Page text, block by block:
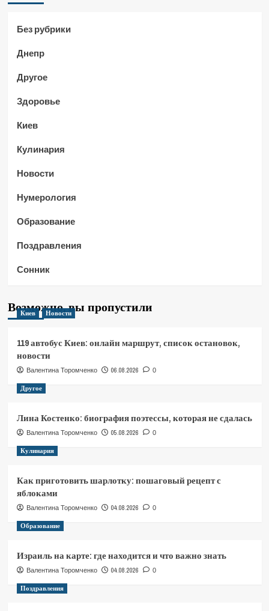
Без рубрики
Днепр
Другое
Здоровье
Киев
Кулинария
Новости
Нумерология
Образование
Поздравления
Сонник
Возможно, вы пропустили
Киев Новости
119 автобус Киев: онлайн маршрут, список остановок,
новости
Валентина Торомченко 06.08.2026 0
Другое
Лина Костенко: биография поэтессы, которая не сдалась
Валентина Торомченко 05.08.2026 0
Кулинария
Как приготовить шарлотку: пошаговый рецепт с
яблоками
Валентина Торомченко 04.08.2026 0
Образование
Израиль на карте: где находится и что важно знать
Валентина Торомченко 04.08.2026 0
Поздравления